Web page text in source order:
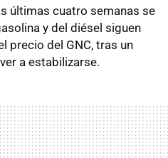
últimas cuatro semanas se
y del diésel siguen
precio del GNC, tras un
a estabilizarse.